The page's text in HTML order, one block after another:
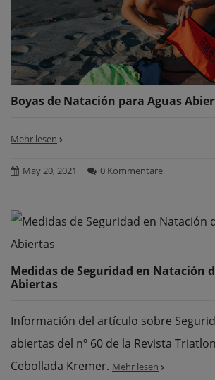
Boyas de Natación para Aguas
Mehr lesen
May 20, 2021 0 Kommentare
Medidas de Seguridad en Natación
Abiertas
Información del artículo sobre
abiertas del nº 60 de la Revista
Cebollada Kremer. Mehr lesen